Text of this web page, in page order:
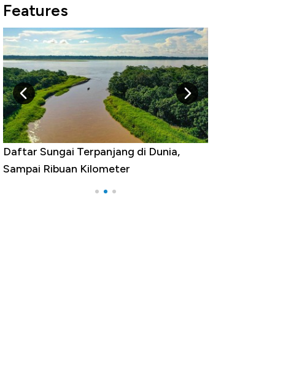
Features
Daftar Sungai Terpanjang di Dunia,
Sampai Ribuan Kilometer